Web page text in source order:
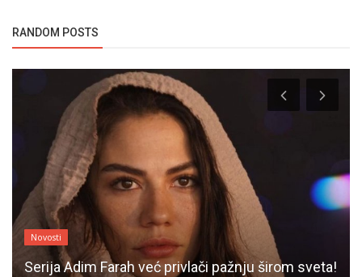
RANDOM POSTS
Novosti
Serija Adim Farah već privlači pažnju širom sveta!